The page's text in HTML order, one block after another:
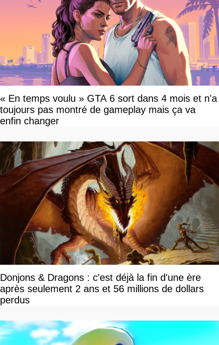
« En temps voulu » GTA 6 sort dans 4 mois et n'a
toujours pas montré de gameplay mais ça va
enfin changer
Donjons & Dragons : c'est déjà la fin d'une ère
après seulement 2 ans et 56 millions de dollars
perdus